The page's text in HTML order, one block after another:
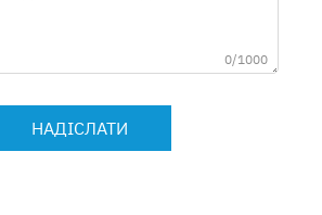
0/1000
НАДІСЛАТИ